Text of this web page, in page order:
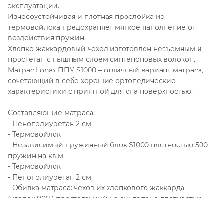
эксплуатации.
Износоустойчивая и плотная прослойка из
термовойлока предохраняет мягкое наполнение от
воздействия пружин.
Хлопко-жаккардовый чехол изготовлен несъемным и
простеган с пышным слоем синтепоновых волокон.
Матрас Lonax ППУ S1000 – отличный вариант матраса,
сочетающий в себе хорошие ортопедические
характеристики с приятной для сна поверхностью.
Составляющие матраса:
- Пенополиуретан 2 см
- Термовойлок
- Независимый пружинный блок S1000 плотностью 500
пружин на кв.м
- Термовойлок
- Пенополиуретан 2 см
- Обивка матраса: чехол их хлопкового жаккарда